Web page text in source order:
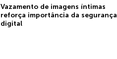
Vazamento de imagens íntimas
reforça importância da segurança
digital